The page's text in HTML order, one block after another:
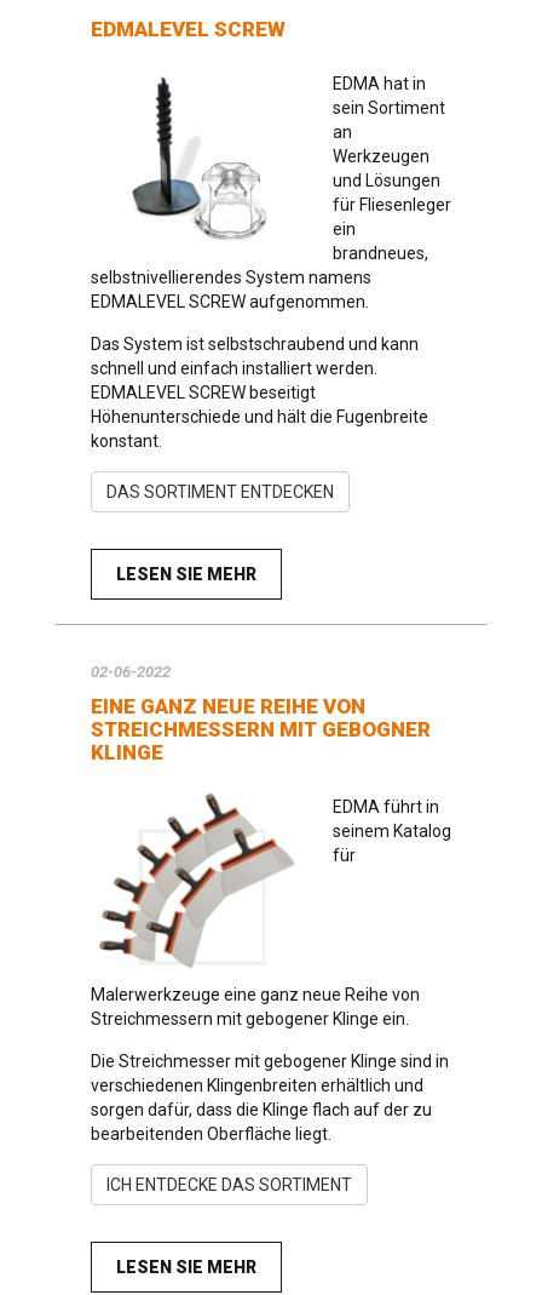
EDMALEVEL SCREW
EDMA hat in
sein Sortiment
an
Werkzeugen
und Lösungen
für Fliesenleger
ein
brandneues,
selbstnivellierendes System namens
EDMALEVEL SCREW aufgenommen.
Das System ist selbstschraubend und kann
schnell und einfach installiert werden.
EDMALEVEL SCREW beseitigt
Höhenunterschiede und hält die Fugenbreite
konstant.
DAS SORTIMENT ENTDECKEN
LESEN SIE MEHR
02-06-2022
EINE GANZ NEUE REIHE VON
STREICHMESSERN MIT GEBOGNER
KLINGE
EDMA führt in
seinem Katalog
für
Malerwerkzeuge eine ganz neue Reihe von
Streichmessern mit gebogener Klinge ein.
Die Streichmesser mit gebogener Klinge sind in
verschiedenen Klingenbreiten erhältlich und
sorgen dafür, dass die Klinge flach auf der zu
bearbeitenden Oberfläche liegt.
ICH ENTDECKE DAS SORTIMENT
LESEN SIE MEHR